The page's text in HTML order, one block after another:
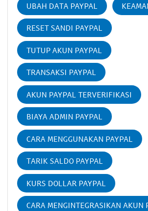
UBAH DATA PAYPAL
RESET SANDI PAYPAL
TUTUP AKUN PAYPAL
TRANSAKSI PAYPAL
AKUN PAYPAL TERVERIFIKASI
BIAYA ADMIN PAYPAL
CARA MENGGUNAKAN PAYPAL
TARIK SALDO PAYPAL
KURS DOLLAR PAYPAL
CARA MENGINTEGRASIKAN AKUN